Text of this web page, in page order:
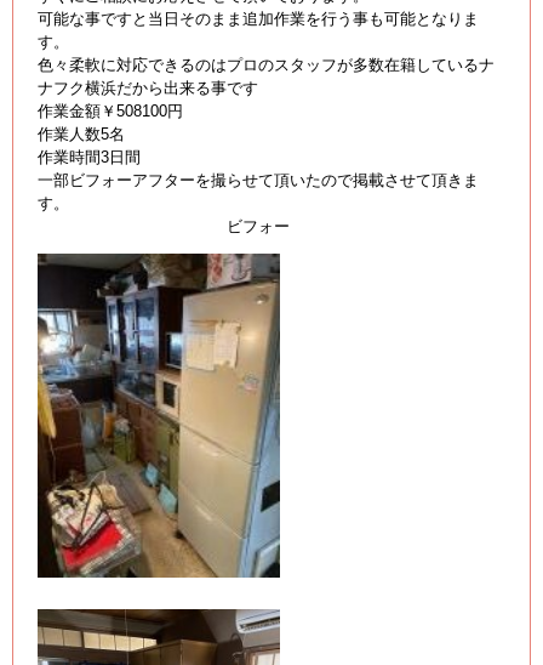
可能な事ですと当日そのまま追加作業を行う事も可能となりま
す。
色々柔軟に対応できるのはプロのスタッフが多数在籍しているナ
ナフク横浜だから出来る事です
作業金額￥508100円
作業人数5名
作業時間3日間
一部ビフォーアフターを撮らせて頂いたので掲載させて頂きま
す。
ビフォー